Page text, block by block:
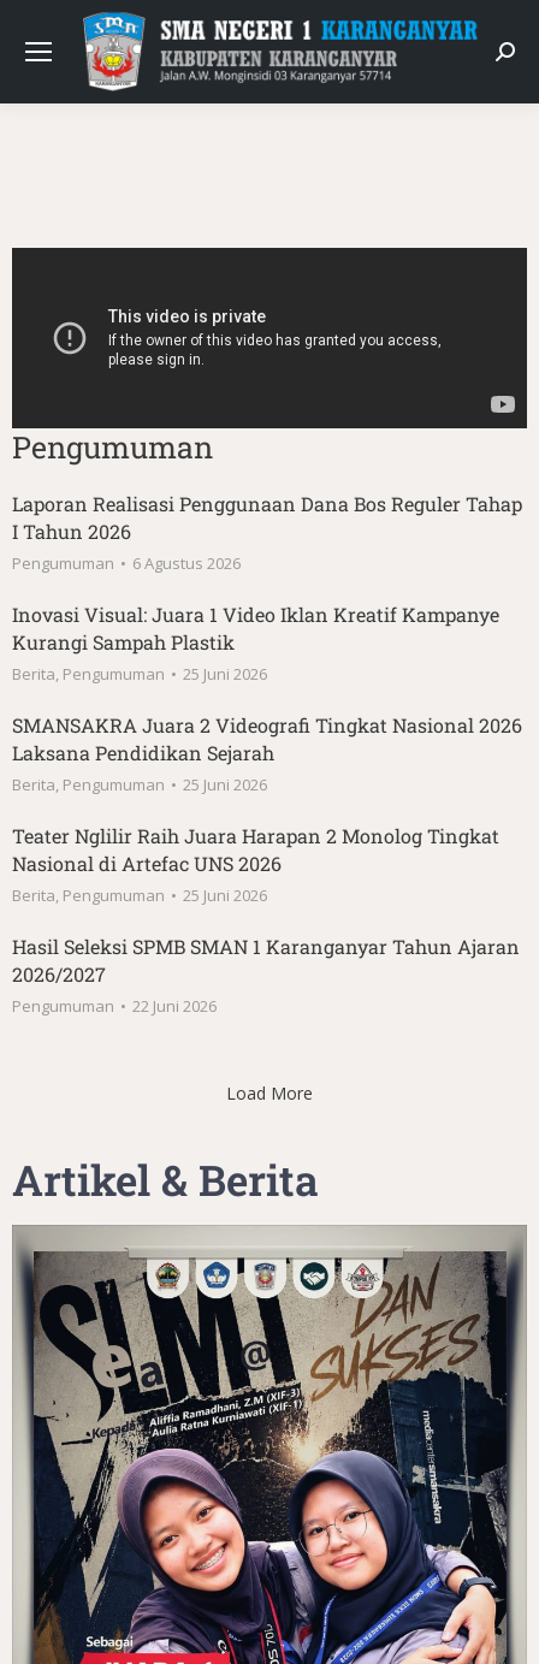
Pengumuman
Laporan Realisasi Penggunaan Dana Bos Reguler Tahap
I Tahun 2026
Pengumuman 6 Agustus 2026
Inovasi Visual: Juara 1 Video Iklan Kreatif Kampanye
Kurangi Sampah Plastik
Berita, Pengumuman 25 Juni 2026
SMANSAKRA Juara 2 Videografi Tingkat Nasional 2026
Laksana Pendidikan Sejarah
Berita, Pengumuman 25 Juni 2026
Teater Nglilir Raih Juara Harapan 2 Monolog Tingkat
Nasional di Artefac UNS 2026
Berita, Pengumuman 25 Juni 2026
Hasil Seleksi SPMB SMAN 1 Karanganyar Tahun Ajaran
2026/2027
Pengumuman 22 Juni 2026
Load More
Artikel & Berita